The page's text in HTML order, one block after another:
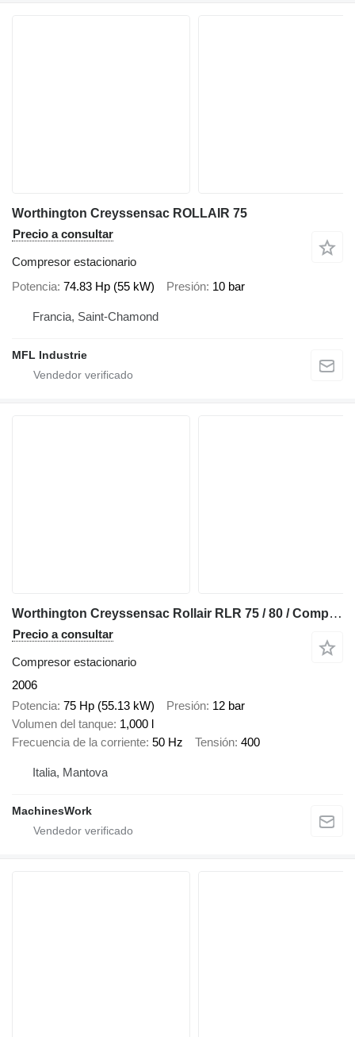
Worthington Creyssensac ROLLAIR 75
Precio a consultar
Compresor estacionario
Potencia 74.83 Hp (55 kW) Presión 10 bar
Francia, Saint-Chamond
MFL Industrie
Worthington Creyssensac Rollair RLR 75 / 80 / Compressor system
Precio a consultar
Compresor estacionario
2006
Potencia 75 Hp (55.13 kW) Presión 12 bar
Volumen del tanque 1,000 l
Frecuencia de la corriente 50 Hz Tensión 400
Italia, Mantova
MachinesWork